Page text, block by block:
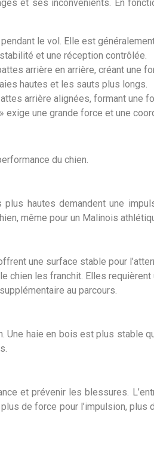
et ses inconvénients. En
le vol. Elle est
et une réception contrôlée.
arrière en arrière, créant une
hautes et les sauts plus longs.
arrière alignées, formant une
une grande force et une
du chien.
hautes demandent une
même pour un Malinois
une surface stable pour
les franchit. Elles
au parcours.
haie en bois est plus stable
et prévenir les blessures.
de force pour l’impulsion,